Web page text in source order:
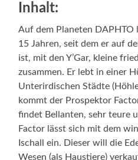
Inhalt:
Auf dem Planeten DAPHTO
15 Jahren, seit dem er auf
ist, mit den Y’Gar, kleine
zusammen. Er lebt in einer
Unterirdischen Städte
kommt der Prospektor
findet Bellanten, sehr teure
Factor lässt sich mit dem
Ischall ein. Dieser will die
Wesen (als Haustiere)